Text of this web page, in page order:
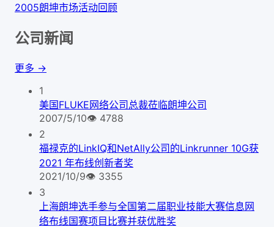
2005朗坤市场活动回顾
公司新闻
更多 →
1
美国FLUKE网络公司总裁莅临朗坤公司
2007/5/10👁 4788
2
福禄克的LinkIQ和NetAlly公司的Linkrunner 10G获
2021 年布线创新者奖
2021/10/9👁 3355
3
上海朗坤选手参与全国第二届职业技能大赛信息网
络布线国赛项目比赛并获优胜奖